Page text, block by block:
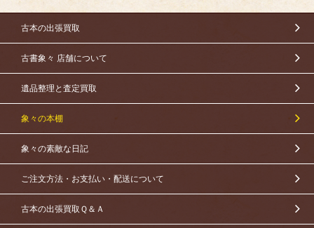
古本の出張買取
古書象々 店舗について
遺品整理と査定買取
象々の本棚
象々の素敵な日記
ご注文方法・お支払い・配送について
古本の出張買取Ｑ＆Ａ